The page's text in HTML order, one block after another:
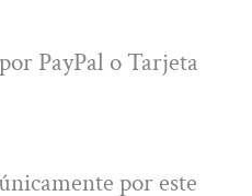
PayPal o Tarjeta
por este